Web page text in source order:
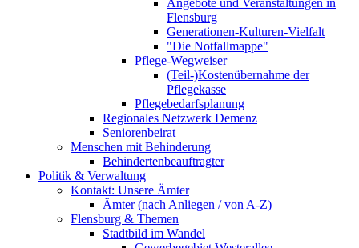
Angebote und Veranstaltungen in
Flensburg
Generationen-Kulturen-Vielfalt
"Die Notfallmappe"
Pflege-Wegweiser
(Teil-)Kostenübernahme der
Pflegekasse
Pflegebedarfsplanung
Regionales Netzwerk Demenz
Seniorenbeirat
Menschen mit Behinderung
Behindertenbeauftragter
Politik & Verwaltung
Kontakt: Unsere Ämter
Ämter (nach Anliegen / von A-Z)
Flensburg & Themen
Stadtbild im Wandel